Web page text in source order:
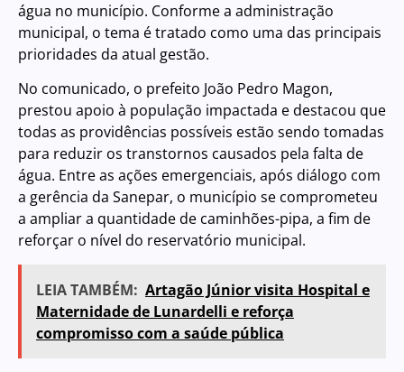
água no município. Conforme a administração
municipal, o tema é tratado como uma das principais
prioridades da atual gestão.
No comunicado, o prefeito João Pedro Magon,
prestou apoio à população impactada e destacou que
todas as providências possíveis estão sendo tomadas
para reduzir os transtornos causados pela falta de
água. Entre as ações emergenciais, após diálogo com
a gerência da Sanepar, o município se comprometeu
a ampliar a quantidade de caminhões-pipa, a fim de
reforçar o nível do reservatório municipal.
LEIA TAMBÉM: Artagão Júnior visita Hospital e
Maternidade de Lunardelli e reforça
compromisso com a saúde pública